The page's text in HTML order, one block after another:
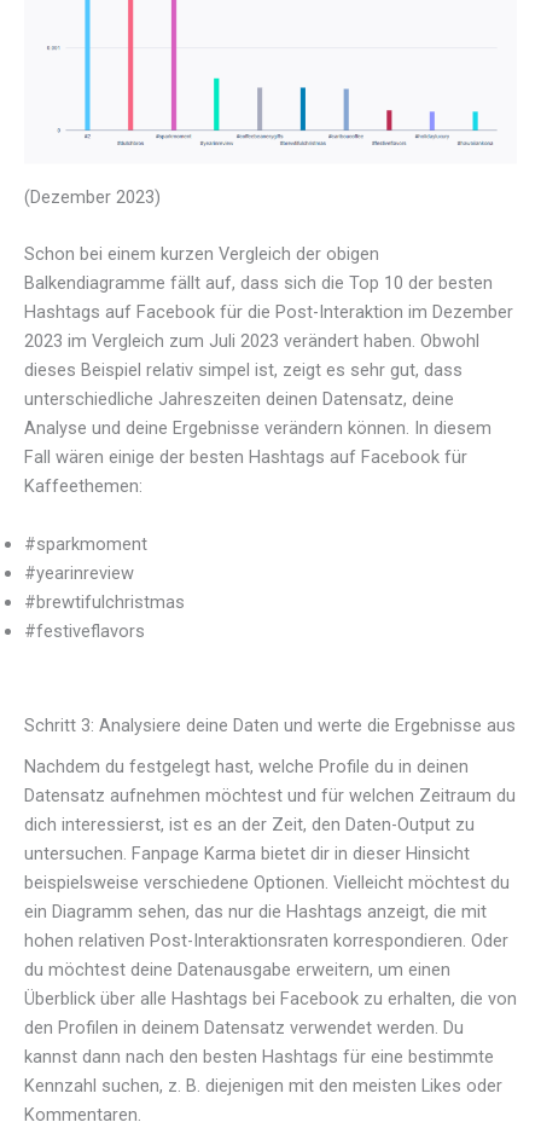
(Dezember 2023)
Schon bei einem kurzen Vergleich der obigen
Balkendiagramme fällt auf, dass sich die Top 10 der besten
Hashtags auf Facebook für die Post-Interaktion im Dezember
2023 im Vergleich zum Juli 2023 verändert haben. Obwohl
dieses Beispiel relativ simpel ist, zeigt es sehr gut, dass
unterschiedliche Jahreszeiten deinen Datensatz, deine
Analyse und deine Ergebnisse verändern können. In diesem
Fall wären einige der besten Hashtags auf Facebook für
Kaffeethemen:
#sparkmoment
#yearinreview
#brewtifulchristmas
#festiveflavors
Schritt 3: Analysiere deine Daten und werte die Ergebnisse aus
Nachdem du festgelegt hast, welche Profile du in deinen
Datensatz aufnehmen möchtest und für welchen Zeitraum du
dich interessierst, ist es an der Zeit, den Daten-Output zu
untersuchen. Fanpage Karma bietet dir in dieser Hinsicht
beispielsweise verschiedene Optionen. Vielleicht möchtest du
ein Diagramm sehen, das nur die Hashtags anzeigt, die mit
hohen relativen Post-Interaktionsraten korrespondieren. Oder
du möchtest deine Datenausgabe erweitern, um einen
Überblick über alle Hashtags bei Facebook zu erhalten, die von
den Profilen in deinem Datensatz verwendet werden. Du
kannst dann nach den besten Hashtags für eine bestimmte
Kennzahl suchen, z. B. diejenigen mit den meisten Likes oder
Kommentaren.